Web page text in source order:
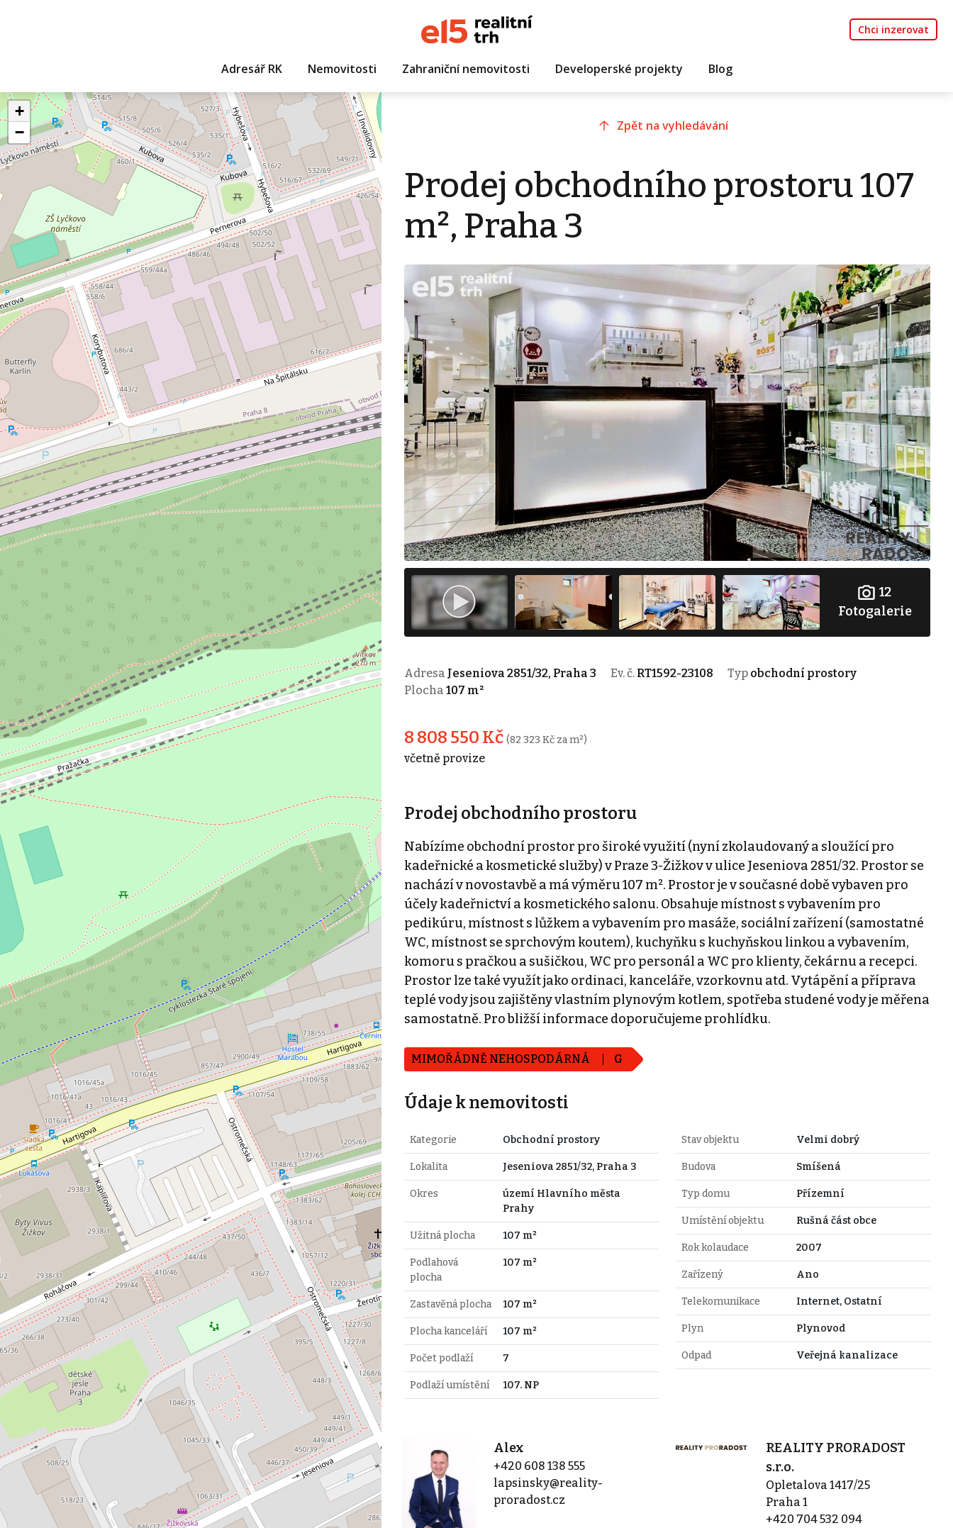
Chci inzerovat
Adresář RK Nemovitosti Zahraniční nemovitosti Developerské projekty Blog
+
−
Zpět na vyhledávání
Prodej obchodního prostoru 107
m², Praha 3
12
Fotogalerie
Adresa Jeseniova 2851/32, Praha 3 Ev. č. RT1592-23108 Typ obchodní prostory
Plocha 107 m²
8 808 550 Kč (82 323 Kč za m²)
včetně provize
Prodej obchodního prostoru
Nabízíme obchodní prostor pro široké využití (nyní zkolaudovaný a sloužící pro
kadeřnické a kosmetické služby) v Praze 3-Žižkov v ulice Jeseniova 2851/32. Prostor se
nachází v novostavbě a má výměru 107 m². Prostor je v současné době vybaven pro
účely kadeřnictví a kosmetického salonu. Obsahuje místnost s vybavením pro
pedikúru, místnost s lůžkem a vybavením pro masáže, sociální zařízení (samostatné
WC, místnost se sprchovým koutem), kuchyňku s kuchyňskou linkou a vybavením,
komoru s pračkou a sušičkou, WC pro personál a WC pro klienty, čekárnu a recepci.
Prostor lze také využít jako ordinaci, kanceláře, vzorkovnu atd. Vytápění a příprava
teplé vody jsou zajištěny vlastním plynovým kotlem, spotřeba studené vody je měřena
samostatně. Pro bližší informace doporučujeme prohlídku.
MIMOŘÁDNĚ NEHOSPODÁRNÁ G
Údaje k nemovitosti
Kategorie Obchodní prostory
Lokalita Jeseniova 2851/32, Praha 3
Okres
území Hlavního města
Prahy
Užitná plocha 107 m²
Podlahová
plocha
107 m²
Zastavěná plocha 107 m²
Plocha kanceláří 107 m²
Počet podlaží 7
Podlaží umístění 107. NP
Stav objektu Velmi dobrý
Budova Smíšená
Typ domu Přízemní
Umístění objektu Rušná část obce
Rok kolaudace 2007
Zařízený Ano
Telekomunikace Internet, Ostatní
Plyn Plynovod
Odpad Veřejná kanalizace
Alex
+420 608 138 555
lapsinsky@reality-
proradost.cz
REALITY PRORADOST
s.r.o.
Opletalova 1417/25
Praha 1
+420 704 532 094